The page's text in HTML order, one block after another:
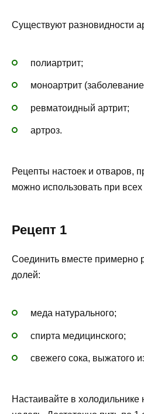
Существуют разновидности
полиартрит;
моноартрит
ревматоидный артрит;
артроз.
Рецепты настоек и отваров,
можно использовать при
Рецепт 1
Соединить вместе примерно
долей:
меда натурального;
спирта медицинского;
свежего сока, выжатого
Настаивайте в холодильнике